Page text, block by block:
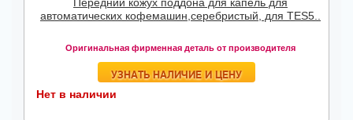
автоматических кофемашин,серебристый, для TES5..
Оригинальная фирменная деталь от производителя
УЗНАТЬ НАЛИЧИЕ И ЦЕНУ
Нет в наличии